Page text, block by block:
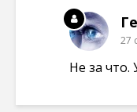
27
Не за что.